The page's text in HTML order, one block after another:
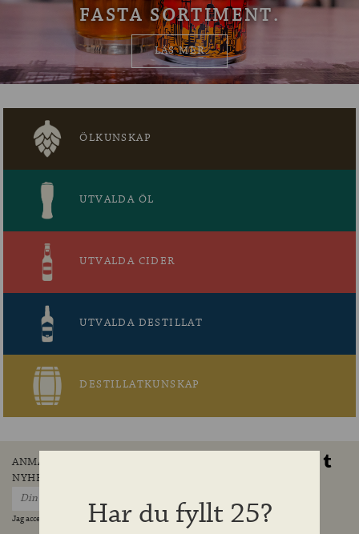
OM ÖLKOLLEN
KONTAKTA OSS
FASTA SORTIMENT.
LÄS MER
ÖLKUNSKAP
UTVALDA ÖL
UTVALDA CIDER
UTVALDA DESTILLAT
DESTILLATKUNSKAP
ANMÄL DIG TILL VÅRT
NYHETSBREV
Jag accepterar villkoren »Har du fyllt 25?